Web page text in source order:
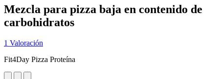
Mezcla para pizza baja en contenido de
carbohidratos
1 Valoración
Fit4Day Pizza Proteína